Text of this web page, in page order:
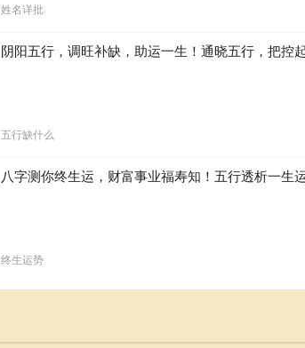
姓名详批
阴阳五行，调旺补缺，助运一生！通晓五行，把控
五行缺什么
八字测你终生运，财富事业福寿知！五行透析一生
终生运势